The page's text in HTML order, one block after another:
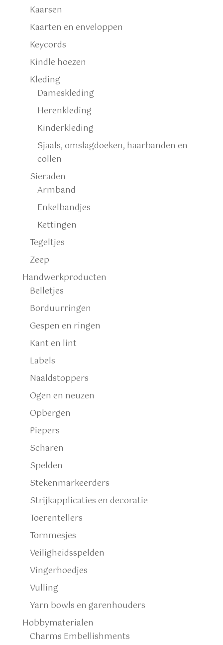
Kaarsen
Kaarten en enveloppen
Keycords
Kindle hoezen
Kleding
Dameskleding
Herenkleding
Kinderkleding
Sjaals, omslagdoeken, haarbanden en
collen
Sieraden
Armband
Enkelbandjes
Kettingen
Tegeltjes
Zeep
Handwerkproducten
Belletjes
Borduurringen
Gespen en ringen
Kant en lint
Labels
Naaldstoppers
Ogen en neuzen
Opbergen
Piepers
Scharen
Spelden
Stekenmarkeerders
Strijkapplicaties en decoratie
Toerentellers
Tornmesjes
Veiligheidsspelden
Vingerhoedjes
Vulling
Yarn bowls en garenhouders
Hobbymaterialen
Charms Embellishments